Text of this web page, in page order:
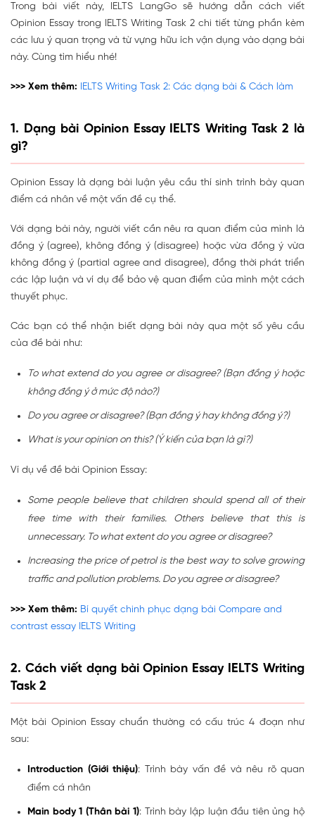
Trong bài viết này, IELTS LangGo sẽ hướng dẫn cách viết
Opinion Essay trong IELTS Writing Task 2 chi tiết từng phần kèm
các lưu ý quan trọng và từ vựng hữu ích vận dụng vào dạng bài
này. Cùng tìm hiểu nhé!
>>> Xem thêm: IELTS Writing Task 2: Các dạng bài & Cách làm
1. Dạng bài Opinion Essay IELTS Writing Task 2 là
gì?
Opinion Essay là dạng bài luận yêu cầu thí sinh trình bày quan
điểm cá nhân về một vấn đề cụ thể.
Với dạng bài này, người viết cần nêu ra quan điểm của mình là
đồng ý (agree), không đồng ý (disagree) hoặc vừa đồng ý vừa
không đồng ý (partial agree and disagree), đồng thời phát triển
các lập luận và ví dụ để bảo vệ quan điểm của mình một cách
thuyết phục.
Các bạn có thể nhận biết dạng bài này qua một số yêu cầu
của đề bài như:
To what extend do you agree or disagree? (Bạn đồng ý hoặc
không đồng ý ở mức độ nào?)
Do you agree or disagree? (Bạn đồng ý hay không đồng ý?)
What is your opinion on this? (Ý kiến của bạn là gì?)
Ví dụ về đề bài Opinion Essay:
Some people believe that children should spend all of their
free time with their families. Others believe that this is
unnecessary. To what extent do you agree or disagree?
Increasing the price of petrol is the best way to solve growing
traffic and pollution problems. Do you agree or disagree?
>>> Xem thêm: Bí quyết chinh phục dạng bài Compare and
contrast essay IELTS Writing
2. Cách viết dạng bài Opinion Essay IELTS Writing
Task 2
Một bài Opinion Essay chuẩn thường có cấu trúc 4 đoạn như
sau:
Introduction (Giới thiệu): Trình bày vấn đề và nêu rõ quan
điểm cá nhân
Main body 1 (Thân bài 1): Trình bày lập luận đầu tiên ủng hộ